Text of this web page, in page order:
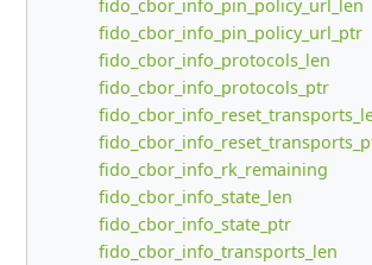
fido_cbor_info_pin_policy_url_len
fido_cbor_info_pin_policy_url_ptr
fido_cbor_info_protocols_len
fido_cbor_info_protocols_ptr
fido_cbor_info_rk_remaining
fido_cbor_info_state_len
fido_cbor_info_state_ptr
fido_cbor_info_transports_len